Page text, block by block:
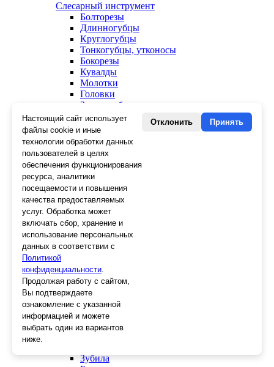
Слесарный инструмент
Болторезы
Длинногубцы
Круглогубцы
Тонкогубцы, утконосы
Бокорезы
Кувалды
Молотки
Головки
Зенкера, бородки, кернеры
Керны
Патроны, переходники
Ножницы электрика
Стопорные кольца
Съемники стопорных колец
Пинцеты
Магниты
Клещи для изоляции
Кабелерезы
Гайкорезы
Зажимы ручные
Подшипники
Тиски
Плоскогубцы
Отвертки
Ножницы по металлу
Напильники, рашпили
Наборы инструментов
Кусачки
Зубила
Настоящий сайт использует
файлы cookie и иные
технологии обработки данных
пользователей в целях
обеспечения функционирования
ресурса, аналитики
посещаемости и повышения
качества предоставляемых
услуг. Обработка может
включать сбор, хранение и
использование персональных
данных в соответствии с
Политикой
конфиденциальности.
Продолжая работу с сайтом,
Вы подтверждаете
ознакомление с указанной
информацией и можете
выбрать один из вариантов
ниже.
Отклонить Принять